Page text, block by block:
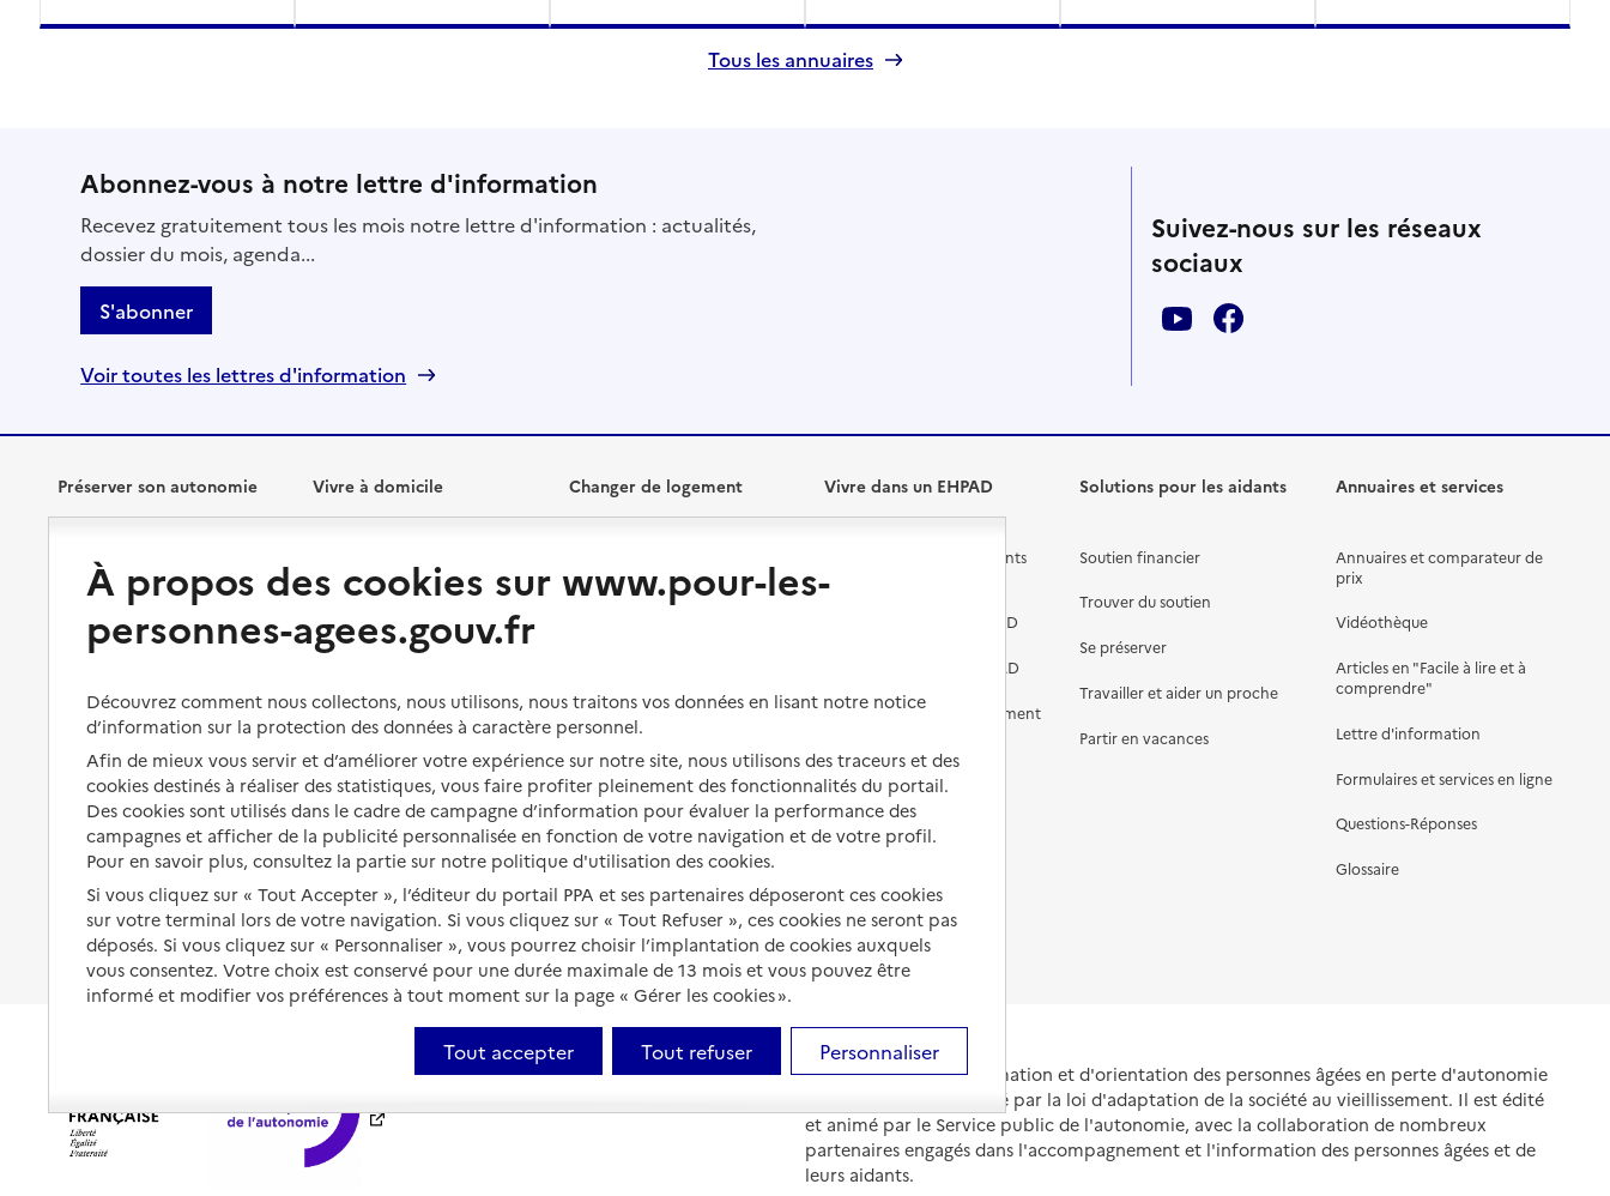
Tous les annuaires
Abonnez-vous à notre lettre d'information
Recevez gratuitement tous les mois notre lettre d'information : actualités,
dossier du mois, agenda...
S'abonner
Voir toutes les lettres d'information
Suivez-nous sur les réseaux
sociaux
Préserver son autonomie
Perte d'autonomie : évaluation
et droits
Aménager son logement et
s'équiper
santé
Organiser à l'avance sa propre
protection
Les mesures de protection
Les obligations de la famille
Les politiques du grand âge
Vivre à domicile
Bénéficier de soins à domicile
Aides financières
Solutions d'accueil temporaire
Partager son logement
Vivre à domicile avec une
maladie ou un handicap
Être hospitalisé
Fin de vie à domicile
Changer de logement
Vivre dans une résidence avec
Vivre en accueil familial
Autres solutions de logement
Vivre dans un EHPAD
Les différents établissements
Préparer l'entrée en EHPAD
Aides financières en EHPAD
Prévention, accompagnement
Comprendre les prix en
EHPAD
Droits en EHPAD
Fin de vie en EHPAD
Solutions pour les aidants
Soutien financier
Trouver du soutien
Se préserver
Travailler et aider un proche
Partir en vacances
Annuaires et services
Annuaires et comparateur de
prix
Vidéothèque
Articles en "Facile à lire et à
comprendre"
Lettre d'information
Formulaires et services en ligne
Questions-Réponses
Glossaire
Portail national d'information et d'orientation des personnes âgées en perte d'autonomie
et de leurs proches, créé par la loi d'adaptation de la société au vieillissement. Il est édité
et animé par le Service public de l'autonomie, avec la collaboration de nombreux
partenaires engagés dans l'accompagnement et l'information des personnes âgées et de
leurs aidants.
À propos des cookies sur www.pour-les-
personnes-agees.gouv.fr
Découvrez comment nous collectons, nous utilisons, nous traitons vos données en lisant notre notice
d’information sur la protection des données à caractère personnel.
Afin de mieux vous servir et d’améliorer votre expérience sur notre site, nous utilisons des traceurs et des
cookies destinés à réaliser des statistiques, vous faire profiter pleinement des fonctionnalités du portail.
Des cookies sont utilisés dans le cadre de campagne d’information pour évaluer la performance des
campagnes et afficher de la publicité personnalisée en fonction de votre navigation et de votre profil.
Pour en savoir plus, consultez la partie sur notre politique d'utilisation des cookies.
Si vous cliquez sur « Tout Accepter », l’éditeur du portail PPA et ses partenaires déposeront ces cookies
sur votre terminal lors de votre navigation. Si vous cliquez sur « Tout Refuser », ces cookies ne seront pas
déposés. Si vous cliquez sur « Personnaliser », vous pourrez choisir l’implantation de cookies auxquels
vous consentez. Votre choix est conservé pour une durée maximale de 13 mois et vous pouvez être
informé et modifier vos préférences à tout moment sur la page « Gérer les cookies ».
Tout accepter Tout refuser Personnaliser